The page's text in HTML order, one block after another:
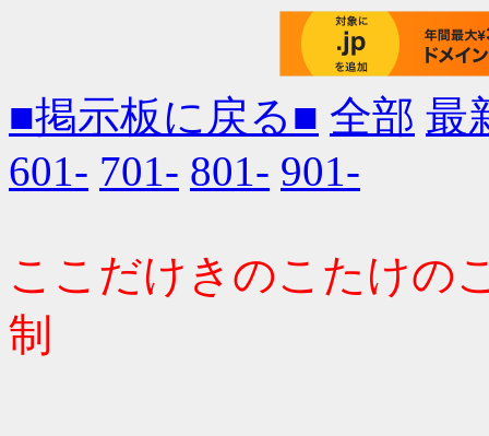
■掲示板に戻る■ 全部 最
601- 701- 801- 901-
ここだけきのこたけ
制